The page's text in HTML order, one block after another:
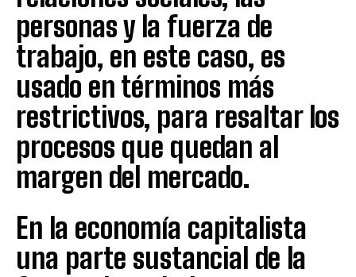
personas y la fuerza de
trabajo, en este caso, es
usado en términos más
restrictivos, para resaltar los
procesos que quedan al
margen del mercado.
En la economía capitalista
una parte sustancial de la